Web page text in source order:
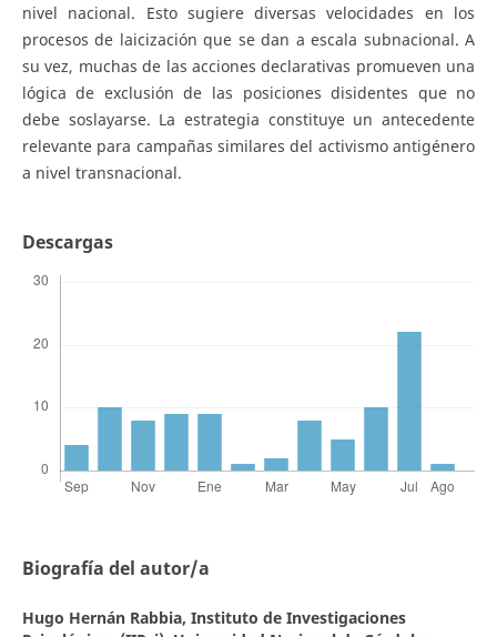
nivel nacional. Esto sugiere diversas velocidades en los
procesos de laicización que se dan a escala subnacional. A
su vez, muchas de las acciones declarativas promueven una
lógica de exclusión de las posiciones disidentes que no
debe soslayarse. La estrategia constituye un antecedente
relevante para campañas similares del activismo antigénero
a nivel transnacional.
Descargas
Biografía del autor/a
Hugo Hernán Rabbia, Instituto de Investigaciones